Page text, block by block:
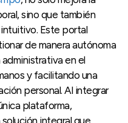
sino que también
Este portal
de manera autónoma
en el
y facilitando una
personal. Al integrar
plataforma,
integral que